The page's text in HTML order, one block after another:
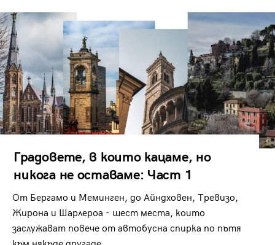
Градовете, в които кацаме, но
никога не оставаме: Част 1
От Бергамо и Меминген, до Айндховен, Тревизо,
Жирона и Шарлероа - шест места, които
заслужават повече от автобусна спирка по пътя